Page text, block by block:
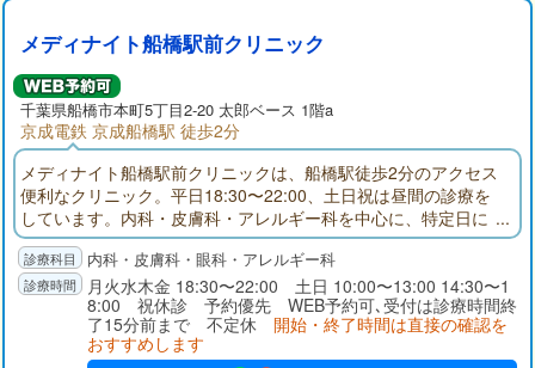
メディナイト船橋駅前クリニック
千葉県船橋市本町5丁目2-20 太郎ベース 1階a
京成電鉄 京成船橋駅 徒歩2分
メディナイト船橋駅前クリニックは、船橋駅徒歩2分のアクセス
便利なクリニック。平日18:30〜22:00、土日祝は昼間の診療を
しています。内科・皮膚科・アレルギー科を中心に、特定日に
は眼科診療にも対応。さらにピル・性感染症・AGA・ED・禁煙
外来など幅広い自費診療もご用意。お仕事帰りや休日の急な体
調不良にも安心してご受診いただけます。
内科・皮膚科・眼科・アレルギー科
月火水木金 18:30〜22:00 土日 10:00〜13:00 14:30〜1
8:00 祝休診 予約優先 WEB予約可､受付は診療時間終
了15分前まで 不定休 開始・終了時間は直接の確認を
おすすめします